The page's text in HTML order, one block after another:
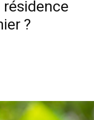
?